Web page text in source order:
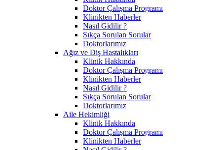
Doktor Çalışma Programı
Klinikten Haberler
Nasıl Gidilir ?
Sıkça Sorulan Sorular
Doktorlarımız
Ağız ve Diş Hastalıkları
Klinik Hakkında
Doktor Çalışma Programı
Klinikten Haberler
Nasıl Gidilir ?
Sıkça Sorulan Sorular
Doktorlarımız
Aile Hekimliği
Klinik Hakkında
Doktor Çalışma Programı
Klinikten Haberler